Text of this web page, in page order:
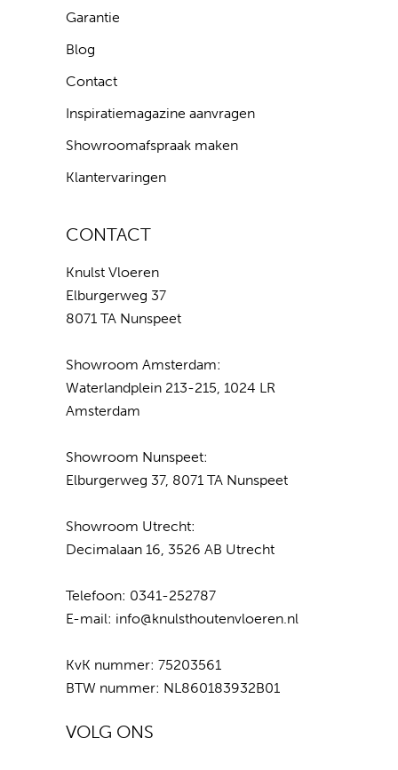
Garantie
Blog
Contact
Inspiratiemagazine aanvragen
Showroomafspraak maken
Klantervaringen
CONTACT
Knulst Vloeren
Elburgerweg 37
8071 TA Nunspeet
Showroom Amsterdam:
Waterlandplein 213-215, 1024 LR
Amsterdam
Showroom Nunspeet:
Elburgerweg 37, 8071 TA Nunspeet
Showroom Utrecht:
Decimalaan 16, 3526 AB Utrecht
Telefoon: 0341-252787
E-mail: info@knulsthoutenvloeren.nl
KvK nummer: 75203561
BTW nummer: NL860183932B01
VOLG ONS